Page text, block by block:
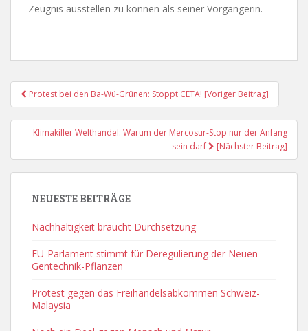
Zeugnis ausstellen zu können als seiner Vorgängerin.
Post
Navigation
Protest bei den Ba-Wü-Grünen: Stoppt CETA! [Voriger Beitrag]
Klimakiller Welthandel: Warum der Mercosur-Stop nur der Anfang
sein darf
[Nächster Beitrag]
NEUESTE BEITRÄGE
Nachhaltigkeit braucht Durchsetzung
EU-Parlament stimmt für Deregulierung der Neuen
Gentechnik-Pflanzen
Protest gegen das Freihandelsabkommen Schweiz-
Malaysia